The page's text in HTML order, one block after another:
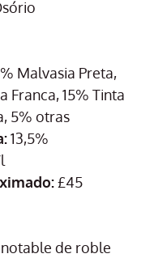
Malvasia Preta,
Franca, 15% Tinta
5% otras
13,5%
£45
de roble